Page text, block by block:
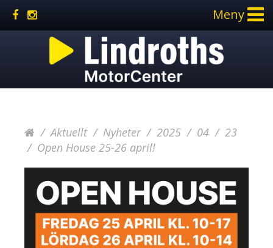
Meny
Aktuellt Nyheter 2025 04
23
Open House 25-26 april!